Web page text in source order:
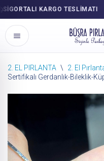
KARGO TESLIMATI
İçeriğe
2. EL PIRLANTA \ 2. El
Sertifikalı Gerdanlık-Bileklik-